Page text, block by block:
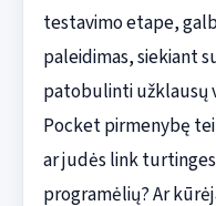
testavimo etape,
paleidimas, siekiant
patobulinti užklausų
Pocket pirmenybę
ar judės link
programėlių? Ar